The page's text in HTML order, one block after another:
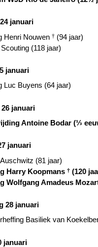
januari
Henri Nouwen † (94 jaar)
(118 jaar)
januari
Luc Buyens (64 jaar)
januari
Antoine Bodar (⅓
januari
(81 jaar)
Harry Koopmans † (120
Wolfgang Amadeus
28 januari
Basiliek van
januari